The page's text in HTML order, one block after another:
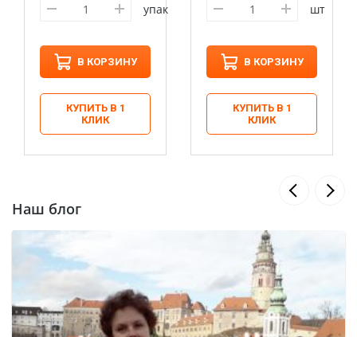
упак
В КОРЗИНУ
КУПИТЬ В 1
КЛИК
шт
В КОРЗИНУ
КУПИТЬ В 1
КЛИК
Наш блог